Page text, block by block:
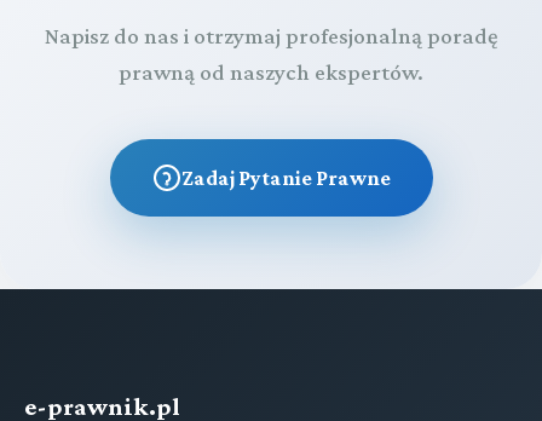
Napisz do nas i otrzymaj profesjonalną poradę
prawną od naszych ekspertów.
Zadaj Pytanie Prawne
e-prawnik.pl